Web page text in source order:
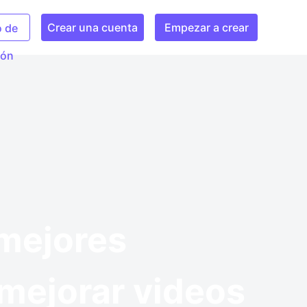
de
Crear una cuenta Empezar a crear